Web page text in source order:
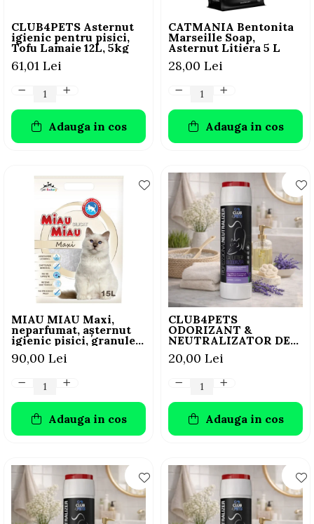
CLUB4PETS Asternut
igienic pentru pisici,
Tofu Lamaie 12L, 5kg
61,01 Lei
Adauga in cos
CATMANIA Bentonita
Marseille Soap,
Asternut Litiera 5 L
28,00 Lei
Adauga in cos
MIAU MIAU Maxi,
neparfumat, așternut
igienic pisici, granule,
silicat, neaglomerant,
neutralizare mirosuri,
90,00 Lei
Adauga in cos
CLUB4PETS
ODORIZANT &
NEUTRALIZATOR DE
MIROS PENTRU
LITIERĂ, CU AROMĂ
20,00 Lei
Adauga in cos